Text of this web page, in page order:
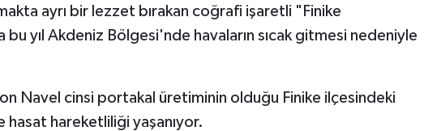
ayrı bir lezzet bırakan coğrafi işaretli "Finike
bu yıl Akdeniz Bölgesi'nde havaların sıcak gitmesi nedeniyle
Navel cinsi portakal üretiminin olduğu Finike ilçesindeki
hareketliliği yaşanıyor.